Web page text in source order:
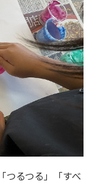
つるつる」「すべ